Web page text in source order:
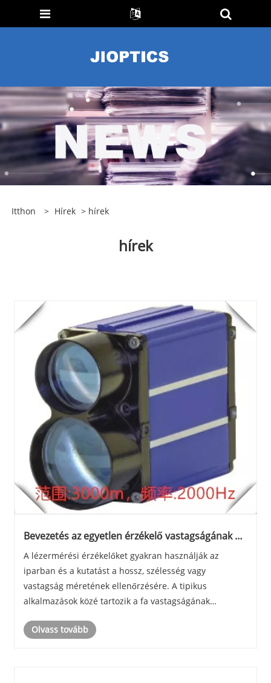
Itthon > Hírek > hírek
hírek
Bevezetés az egyetlen érzékelő vastagságának és
A lézermérési érzékelőket gyakran használják az
iparban és a kutatást a hossz, szélesség vagy
vastagság méretének ellenőrzésére. A tipikus
alkalmazások közé tartozik a fa vastagságának
tekercs szélessége és így tovább. Az a oka, hogy a
Olvass tovább